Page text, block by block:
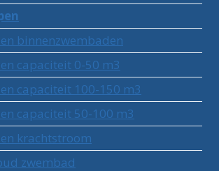
binnenzwembaden
capaciteit 0-50 m3
capaciteit 100-150 m3
capaciteit 50-100 m3
krachtstroom
zwembad